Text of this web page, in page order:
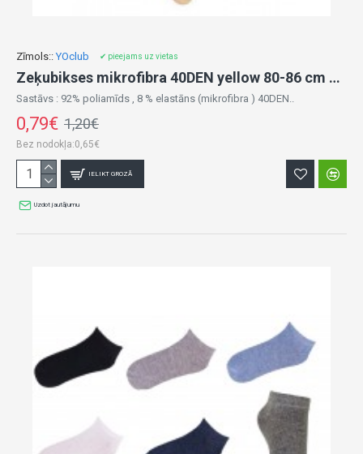
Zīmols:: YOclub ✔ pieejams uz vietas
Zeķubikses mikrofibra 40DEN yellow 80-86 cm RA-09
Sastāvs : 92% poliamīds , 8 % elastāns (mikrofibra ) 40DEN..
0,79€ 1,20€
Bez nodokļa:0,65€
IELIKT GROZĀ
Uzdot jautājumu